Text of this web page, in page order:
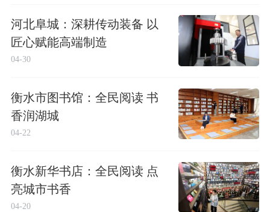
河北阜城：深耕传动装备 以
匠心赋能高端制造
04-30
衡水市图书馆：全民阅读 书
香润湖城
04-22
衡水新华书店：全民阅读 点
亮城市书香
04-20